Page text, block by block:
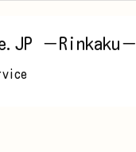
－Rinkaku－